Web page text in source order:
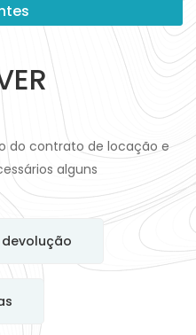
do contrato de locação e
alguns